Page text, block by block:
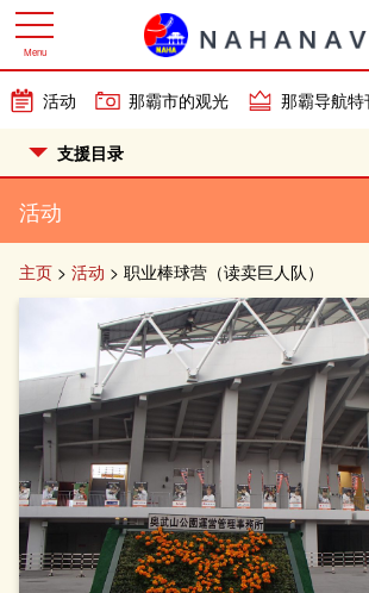
活动 那霸市的观光 那霸导航特
Menu
支援目录
活动
主页 > 活动 > 职业棒球营（读卖巨人队）